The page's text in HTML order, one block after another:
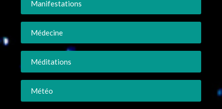
Manifestations
Médecine
Méditations
Météo